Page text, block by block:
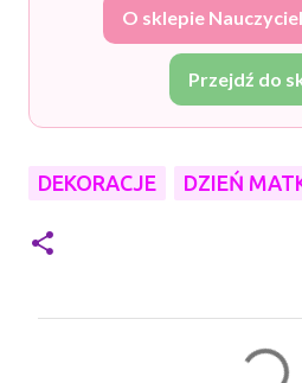
O sklepie
Przejdź do
DEKORACJE DZIEŃ